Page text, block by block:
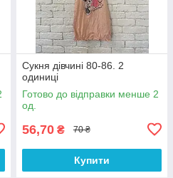
Сукня дівчині 80-86. 2
одиниці
Готово до відправки менше 2
од.
56,70 ₴ 70 ₴
Купити